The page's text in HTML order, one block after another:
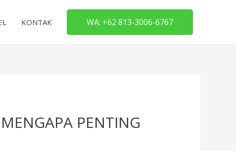
KONTAK WA: +62 813-3006-6767
PENTING